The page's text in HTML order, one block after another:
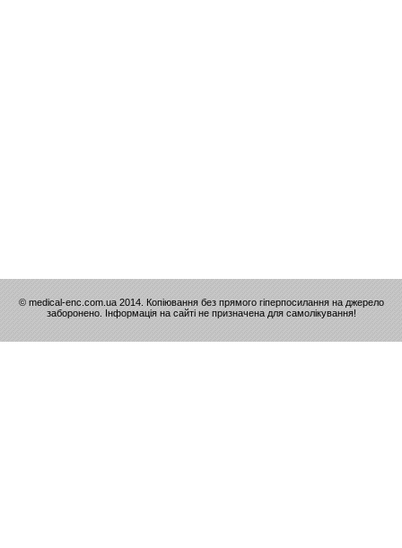
© medical-enc.com.ua 2014. Копіювання без прямого гіперпосилання на джерело
заборонено. Інформація на сайті не призначена для самолікування!